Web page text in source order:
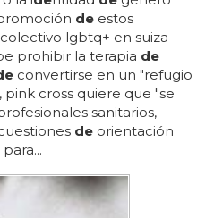
de estos
lgbtq+ en suiza
prohibir la terapia de
convertirse en un "refugio
pink cross quiere que "se
sanitarios,
de orientación